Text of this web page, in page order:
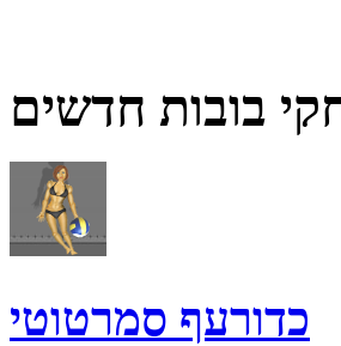
בובות חדשים
כדורעף סמרטוטי